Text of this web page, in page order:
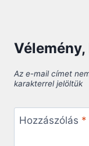
Az e-mail címet
karakterrel jelöltük
Hozzászólás *